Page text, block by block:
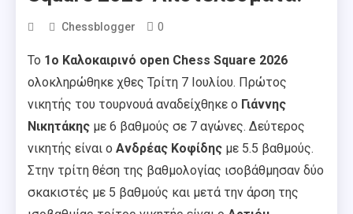
Chessblogger 0
Το 1o Καλοκαιρινό open Chess Square 2026
ολοκληρώθηκε χθες Τρίτη 7 Ιουλίου. Πρώτος
νικητής του τουρνουά αναδείχθηκε ο Γιάννης
Νικητάκης με 6 βαθμούς σε 7 αγώνες. Δεύτερος
νικητής είναι ο Ανδρέας Κοφίδης με 5.5 βαθμούς.
Στην τρίτη θέση της βαθμολογίας ισοβάθμησαν δύο
σκακιστές με 5 βαθμούς και μετά την άρση της